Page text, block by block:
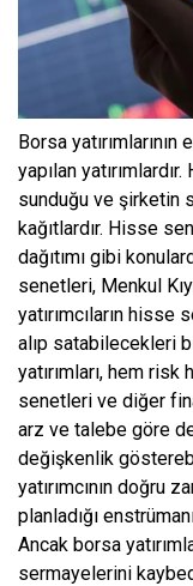
Borsa
yapılan
sunduğu ve şirketin
kağıtlardır. Hisse
dağıtımı gibi
senetleri, Menkul
yatırımcıların
alıp satabilecekleri
yatırımları, hem
senetleri ve diğer
arz ve talebe göre
değişkenlik
yatırımcının doğru
planladığı
Ancak borsa
sermayelerini